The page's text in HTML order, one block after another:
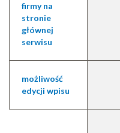
firmy na
stronie
głównej
serwisu
możliwość
edycji wpisu